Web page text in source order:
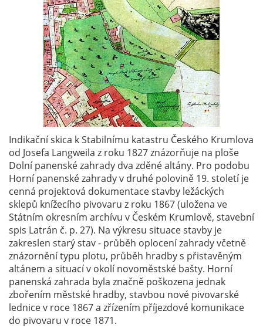
Indikační skica k Stabilnímu katastru Českého Krumlova
od Josefa Langweila z roku 1827 znázorňuje na ploše
Dolní panenské zahrady dva zděné altány. Pro podobu
Horní panenské zahrady v druhé polovině 19. století je
cenná projektová dokumentace stavby ležáckých
sklepů knížecího pivovaru z roku 1867 (uložena ve
Státním okresním archívu v Českém Krumlově, stavební
spis Latrán č. p. 27). Na výkresu situace stavby je
zakreslen starý stav - průběh oplocení zahrady včetně
znázornění typu plotu, průběh hradby s přistavěným
altánem a situací v okolí novoměstské bašty. Horní
panenská zahrada byla značně poškozena jednak
zbořením městské hradby, stavbou nové pivovarské
lednice v roce 1867 a zřízením příjezdové komunikace
do pivovaru v roce 1871.